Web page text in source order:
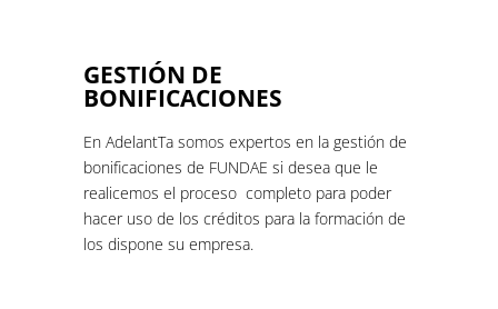
GESTIÓN DE
BONIFICACIONES
En AdelantTa somos expertos en la gestión de
bonificaciones de FUNDAE si desea que le
realicemos el proceso completo para poder
hacer uso de los créditos para la formación de
los dispone su empresa.